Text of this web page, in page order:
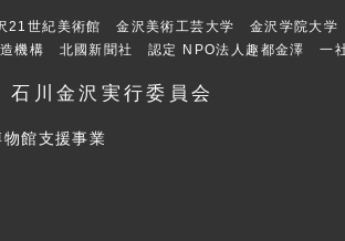
21世紀美術館 金沢美術工芸大学 金沢学院大
機構 北國新聞社 認定 NPO法人趣都金澤 一社
川金沢実行委員会
館支援事業